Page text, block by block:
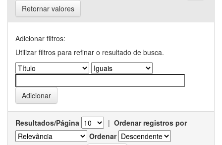
Retornar valores
Adicionar filtros:
Utilizar filtros para refinar o resultado de busca.
Resultados/Página | Ordenar registros por
Ordenar